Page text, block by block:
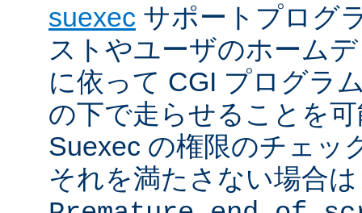
suexec サポートプログ
ストやユーザのホーム
に依って CGI プログラ
の下で走らせることを
Suexec の権限のチェッ
それを満たさない場合